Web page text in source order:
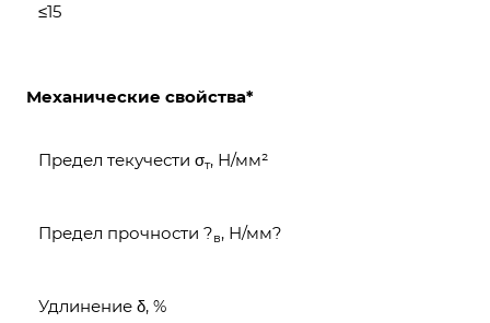
≤15
Механические свойства*
Предел текучести σт, Н/мм²
Предел прочности ?в, Н/мм?
Удлинение δ, %